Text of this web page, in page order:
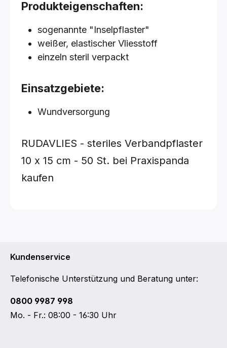
Produkteigenschaften:
sogenannte "Inselpflaster"
weißer, elastischer Vliesstoff
einzeln steril verpackt
Einsatzgebiete:
Wundversorgung
RUDAVLIES - steriles Verbandpflaster
10 x 15 cm - 50 St. bei Praxispanda
kaufen
Kundenservice
Telefonische Unterstützung und Beratung unter:
0800 9987 998
Mo. - Fr.: 08:00 - 16:30 Uhr